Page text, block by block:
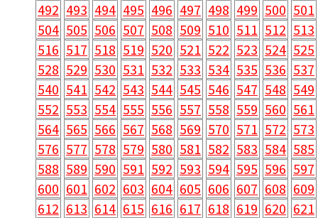
492 493 494 495 496 497 498 499 500 501
504 505 506 507 508 509 510 511 512 513
516 517 518 519 520 521 522 523 524 525
528 529 530 531 532 533 534 535 536 537
540 541 542 543 544 545 546 547 548 549
552 553 554 555 556 557 558 559 560 561
564 565 566 567 568 569 570 571 572 573
576 577 578 579 580 581 582 583 584 585
588 589 590 591 592 593 594 595 596 597
600 601 602 603 604 605 606 607 608 609
612 613 614 615 616 617 618 619 620 621